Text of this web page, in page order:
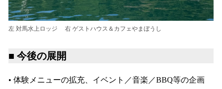
左 対馬水上ロッジ 右 ゲストハウス＆カフェやまぼうし
■ 今後の展開
• 体験メニューの拡充、イベント／音楽／BBQ等の企画